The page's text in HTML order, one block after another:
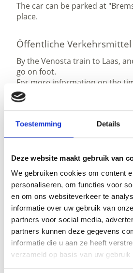
Toestemming Details
Deze website maakt gebruik van
We gebruiken cookies om content
personaliseren, om functies voor
en om ons websiteverkeer te
informatie over uw gebruik van
partners voor social media,
partners kunnen deze gegevens
informatie die u aan ze heeft
verzameld op basis van uw
The car can be parked at
place.
Öffentliche Verkehrsmittel
By the Venosta train to Laas,
go on foot.
For more information on the
www.suedtirolmobil.info
Status
Duur
4:02 h
Lengte
11,8 km
Moeilijkheidsgraad
medium
Hoogtemeters bergop
880 hm
Hoogtemeter bergaf